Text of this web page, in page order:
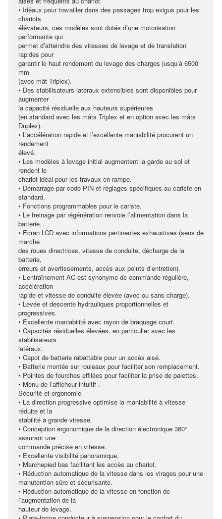
• Idéaux pour travailler dans des passages trop exigus pour les
chariots
élévateurs, ces modèles sont dotés d’une motorisation
performante qui
permet d’atteindre des vitesses de levage et de translation
rapides pour
garantir le haut rendement du levage des charges jusqu’à 6500
mm
(avec mât Triplex).
• Des stabilisateurs latéraux extensibles sont disponibles pour
augmenter
la capacité résiduelle aux hauteurs supérieures
(en standard avec les mâts Triplex et en option avec les mâts
Duplex).
• L’accélération rapide et l’excellente maniabilité procurent un
rendement
élevé.
• Les modèles à levage initial augmentent la garde au sol et
rendent le
chariot idéal pour les travaux en rampe.
• Démarrage par code PIN et réglages spécifiques au cariste en
standard.
• Fonctions programmables pour le cariste.
• Le freinage par régénération renvoie l’alimentation dans la
batterie.
• Ecran LCD avec informations pertinentes exhaustives (sens de
marche
des roues directrices, vitesse de conduite, décharge de la
batterie,
erreurs et avertissements, accès aux points d’entretien).
• L’entraînement AC est synonyme de commande régulière,
accélération
rapide et vitesse de conduite élevée (avec ou sans charge).
• Levée et descente hydrauliques proportionnelles et
progressives.
• Excellente maniabilité avec rayon de braquage court.
• Capacités résiduelles élevées, en particulier avec les
stabilisateurs
latéraux.
• Capot de batterie rabattable pour un accès aisé.
• Batterie montée sur rouleaux pour faciliter son remplacement.
• Pointes de fourches effilées pour faciliter la prise de palettes.
• Menu de l’afficheur intuitif .
Sécurité et ergonomie
• La direction progressive optimise la maniabilité à vitesse
réduite et la
stabilité à grande vitesse.
• Conception ergonomique de la direction électronique 360°
assurant une
commande précise en vitesse.
• Excellente visibilité panoramique.
• Marchepied bas facilitant les accès au chariot.
• Réduction automatique de la vitesse dans les virages pour une
manutention sûre et sécurisante.
• Réduction automatique de la vitesse en fonction de
l’augmentation de la
hauteur de levage.